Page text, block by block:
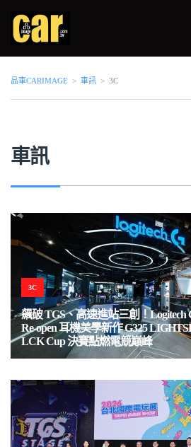
品車CARIMAGE > 車訊 > 3C
車訊
3C
飆破 TGS、高速進站三創！
Re-open 耳機美學新作 G325
LCK Cup 決賽點燃電競巔峰